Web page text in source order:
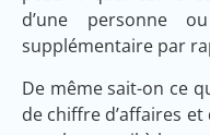
d’une personne
supplémentaire par
De même sait-on ce
de chiffre d’affaires